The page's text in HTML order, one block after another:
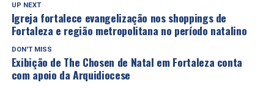
UP NEXT
Igreja fortalece evangelização nos shoppings de
Fortaleza e região metropolitana no período natalino
DON'T MISS
Exibição de The Chosen de Natal em Fortaleza conta
com apoio da Arquidiocese